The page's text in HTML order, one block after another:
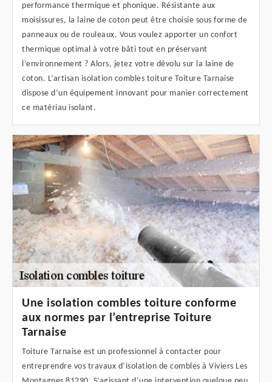
performance thermique et phonique. Résistante aux
moisissures, la laine de coton peut être choisie sous forme de
panneaux ou de rouleaux. Vous voulez apporter un confort
thermique optimal à votre bâti tout en préservant
l’environnement ? Alors, jetez votre dévolu sur la laine de
coton. L’artisan isolation combles toiture Toiture Tarnaise
dispose d’un équipement innovant pour manier correctement
ce matériau isolant.
Une isolation combles toiture conforme
aux normes par l’entreprise Toiture
Tarnaise
Toiture Tarnaise est un professionnel à contacter pour
entreprendre vos travaux d’isolation de combles à Viviers Les